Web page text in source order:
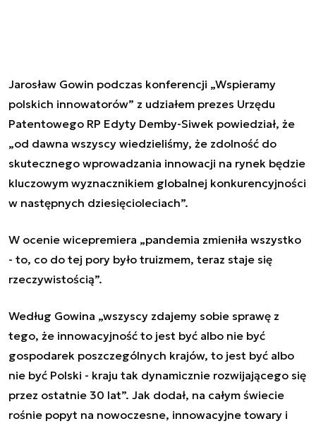
Jarosław Gowin podczas konferencji „Wspieramy
polskich innowatorów” z udziałem prezes Urzędu
Patentowego RP Edyty Demby-Siwek powiedział, że
„od dawna wszyscy wiedzieliśmy, że zdolność do
skutecznego wprowadzania innowacji na rynek będzie
kluczowym wyznacznikiem globalnej konkurencyjności
w następnych dziesięcioleciach”.
W ocenie wicepremiera „pandemia zmieniła wszystko
- to, co do tej pory było truizmem, teraz staje się
rzeczywistością”.
Według Gowina „wszyscy zdajemy sobie sprawę z
tego, że innowacyjność to jest być albo nie być
gospodarek poszczególnych krajów, to jest być albo
nie być Polski - kraju tak dynamicznie rozwijającego się
przez ostatnie 30 lat”. Jak dodał, na całym świecie
rośnie popyt na nowoczesne, innowacyjne towary i